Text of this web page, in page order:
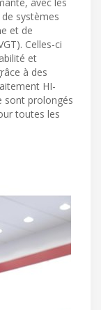
avec les
systèmes
et de
Celles-ci
et
à des
HI-
sont prolongés
toutes les